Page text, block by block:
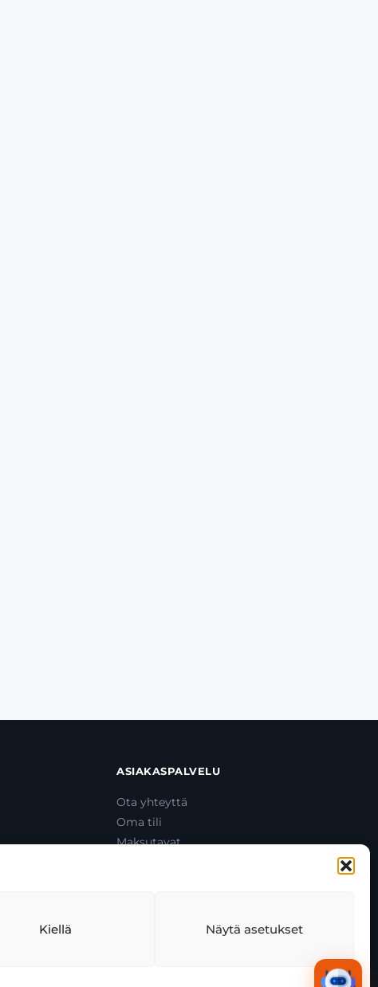
Kiellä Näytä asetukset
ASIAKASPALVELU
Ota yhteyttä
Oma tili
Maksutavat
asiakaspalvelu@toolcat.fi